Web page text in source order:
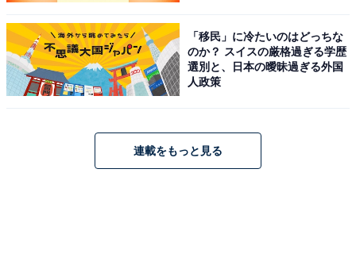
こちらもおすすめ
【楽天トラベル売れ筋1位】「夕凪の湯 HOTEL
花樹海」は展望大浴場から望む高松の夜景が自
「移民」に冷たいのはどっちな
のか？ スイスの厳格過ぎる学歴
選別と、日本の曖昧過ぎる外国
人政策
連載をもっと見る